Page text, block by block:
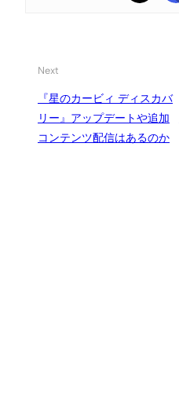
Next
『星のカービィ ディスカバ
リー』アップデートや追加
コンテンツ配信はあるのか